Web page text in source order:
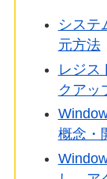
システ
元方法
レジス
クアッ
概念・